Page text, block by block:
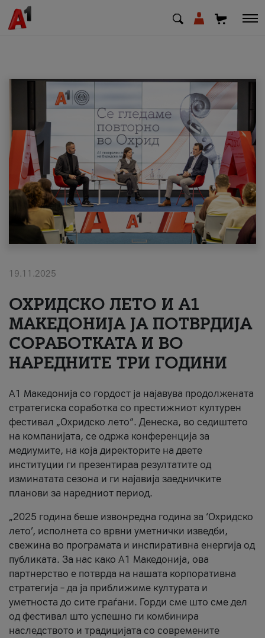
МК SQ
Приватни Деловни
Поддршка
Надополни кредит
#ПодобарОнлајн
19.11.2025
ОХРИДСКО ЛЕТО И A1
МАКЕДОНИЈА ЈА ПОТВРДИЈА
СОРАБОТКАТА И ВО
НАРЕДНИТЕ ТРИ ГОДИНИ
A1 Македонија со гордост ја најавува продолжената
стратегиска соработка со престижниот културен
фестивал „Охридско лето“. Денеска, во седиштето
на компанијата, се одржа конференција за
медиумите, на која директорите на двете
институции ги презентираа резултатите од
изминатата сезона и ги најавија заедничките
планови за наредниот период.
„2025 година беше извонредна година за ‘Охридско
лето’, исполнета со врвни уметнички изведби,
свежина во програмата и инспиративна енергија од
публиката. За нас како A1 Македонија, ова
партнерство е потврда на нашата корпоративна
стратегија – да ја приближиме културата и
уметноста до сите граѓани. Горди сме што сме дел
од фестивал што успешно ги комбинира
наследството и традицијата со современите